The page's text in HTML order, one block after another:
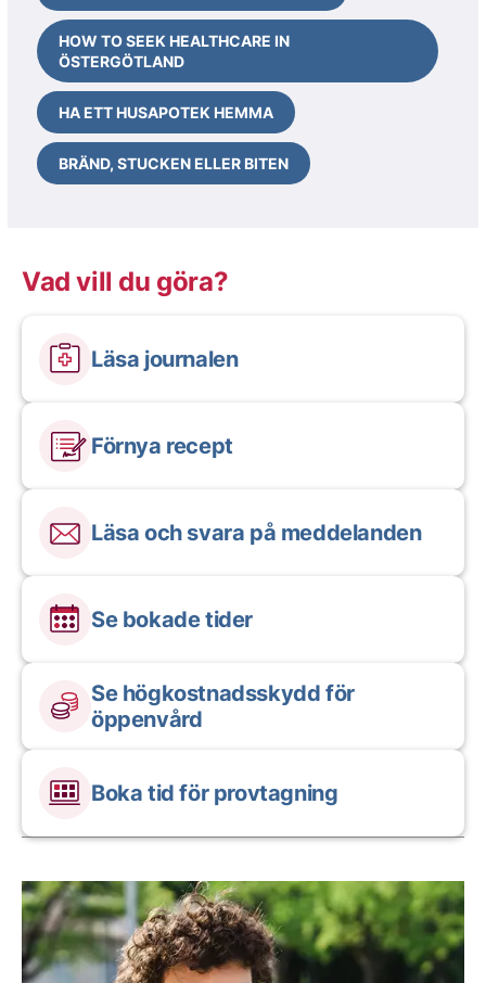
HOW TO SEEK HEALTHCARE IN
ÖSTERGÖTLAND
HA ETT HUSAPOTEK HEMMA
BRÄND, STUCKEN ELLER BITEN
Vad vill du göra?
Läsa journalen
Förnya recept
Läsa och svara på meddelanden
Se bokade tider
Se högkostnadsskydd för
öppenvård
Boka tid för provtagning
Aktuella artiklar